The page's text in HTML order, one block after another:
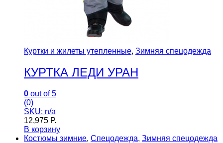
Куртки и жилеты утепленные, Зимняя спецодежда
КУРТКА ЛЕДИ УРАН
0 out of 5
(0)
SKU: n/a
12,975 Р.
В корзину
Костюмы зимние, Спецодежда, Зимняя спецодежда